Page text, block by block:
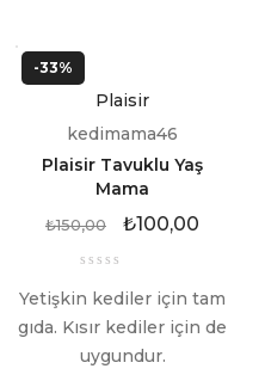
-33%
Plaisir
kedimama46
Plaisir Tavuklu Yaş
Mama
₺150,00 ₺100,00
Yetişkin kediler için tam
gıda. Kısır kediler için de
uygundur.